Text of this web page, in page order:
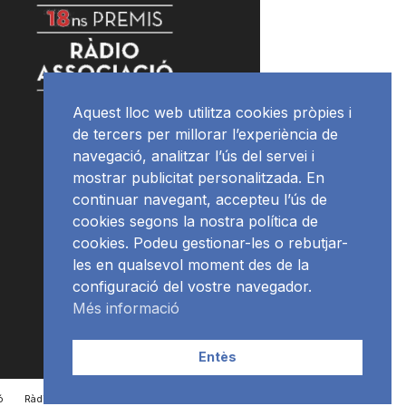
RàdioNews
Aquest lloc web utilitza cookies pròpies i
de tercers per millorar l’experiència de
navegació, analitzar l’ús del servei i
mostrar publicitat personalitzada. En
continuar navegant, accepteu l’ús de
cookies segons la nostra política de
cookies. Podeu gestionar-les o rebutjar-
les en qualsevol moment des de la
configuració del vostre navegador.
Més informació
Entès